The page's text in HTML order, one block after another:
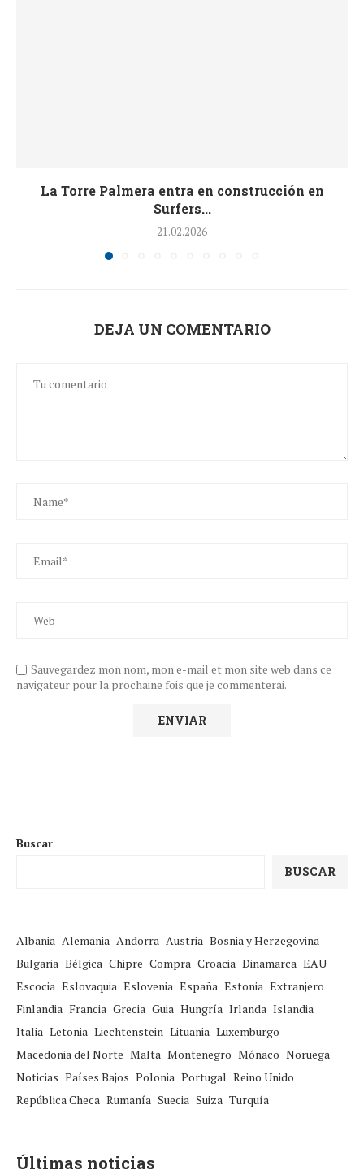
La Torre Palmera entra en construcción en
Surfers...
21.02.2026
DEJA UN COMENTARIO
Sauvegardez mon nom, mon e-mail et mon site web dans ce
navigateur pour la prochaine fois que je commenterai.
Buscar
BUSCAR
Albania Alemania Andorra Austria Bosnia y Herzegovina
Bulgaria Bélgica Chipre Compra Croacia Dinamarca EAU
Escocia Eslovaquia Eslovenia España Estonia Extranjero
Finlandia Francia Grecia Guia Hungría Irlanda Islandia
Italia Letonia Liechtenstein Lituania Luxemburgo
Macedonia del Norte Malta Montenegro Mónaco Noruega
Noticias Países Bajos Polonia Portugal Reino Unido
República Checa Rumanía Suecia Suiza Turquía
Últimas noticias